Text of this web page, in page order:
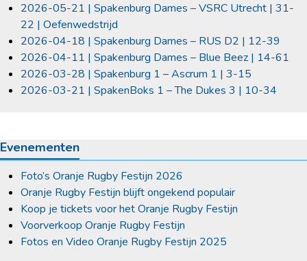
2026-05-21 | Spakenburg Dames – VSRC Utrecht | 31-
22 | Oefenwedstrijd
2026-04-18 | Spakenburg Dames – RUS D2 | 12-39
2026-04-11 | Spakenburg Dames – Blue Beez | 14-61
2026-03-28 | Spakenburg 1 – Ascrum 1 | 3-15
2026-03-21 | SpakenBoks 1 – The Dukes 3 | 10-34
Evenementen
Foto’s Oranje Rugby Festijn 2026
Oranje Rugby Festijn blijft ongekend populair
Koop je tickets voor het Oranje Rugby Festijn
Voorverkoop Oranje Rugby Festijn
Fotos en Video Oranje Rugby Festijn 2025